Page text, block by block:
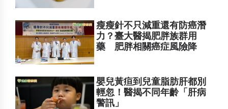
瘦瘦針不只減重還有防癌潛
力？臺大醫揭肥胖族群用
藥 肥胖相關癌症風險降
嬰兒黃疸到兒童脂肪肝都別
輕忽！醫揭不同年齡「肝病
警訊」